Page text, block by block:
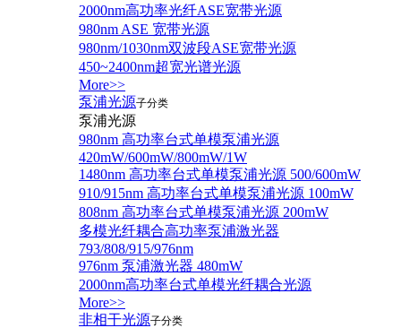
2000nm高功率光纤ASE宽带光源
980nm ASE 宽带光源
980nm/1030nm双波段ASE宽带光源
450~2400nm超宽光谱光源
More>>
泵浦光源子分类
泵浦光源
980nm 高功率台式单模泵浦光源
420mW/600mW/800mW/1W
1480nm 高功率台式单模泵浦光源 500/600mW
910/915nm 高功率台式单模泵浦光源 100mW
808nm 高功率台式单模泵浦光源 200mW
多模光纤耦合高功率泵浦激光器
793/808/915/976nm
976nm 泵浦激光器 480mW
2000nm高功率台式单模光纤耦合光源
More>>
非相干光源子分类